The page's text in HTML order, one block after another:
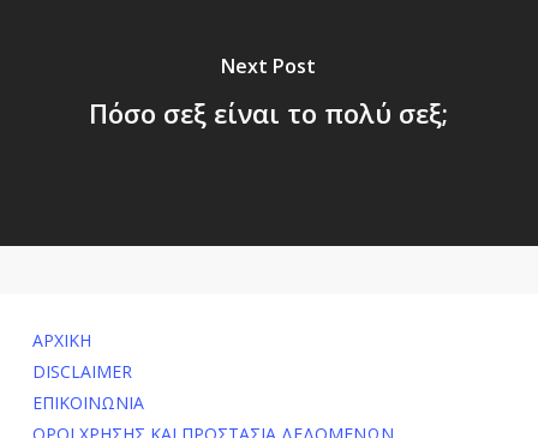
Next Post
Πόσο σεξ είναι το πολύ σεξ;
ΑΡΧΙΚΗ
DISCLAIMER
ΕΠΙΚΟΙΝΩΝΙΑ